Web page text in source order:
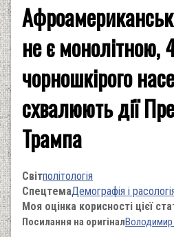
не є монолітною,
чорношкірого
схвалюють дії
Трампа
Світполітологія
СпецтемаДемографія і
Моя оцінка корисності цієї
Посилання на оригінал